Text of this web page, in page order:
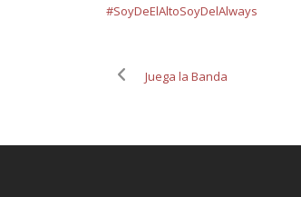
#SoyDeElAltoSoyDelAlways
Juega la Banda